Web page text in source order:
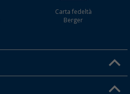
Carta fedeltà
Berger